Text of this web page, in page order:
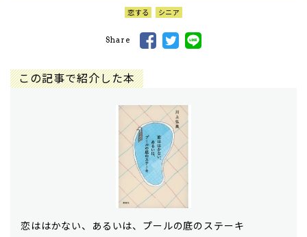
恋する シニア
Share
この記事で紹介した本
恋ははかない、あるいは、プールの底のステーキ